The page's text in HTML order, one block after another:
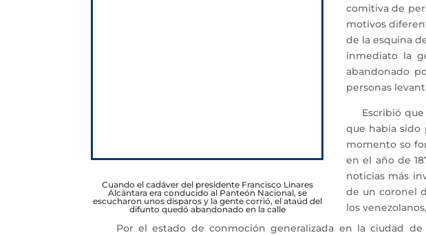
Cuando el cadáver del presidente Francisco Linares
Alcántara era conducido al Panteón Nacional, se
escucharon unos disparos y la gente corrió, el ataúd del
difunto quedó abandonado en la calle
comitiva de
motivos
de la esquina
inmediato la
abandonado
personas
Escribió que
que había sido
momento so
en el año de
noticias más
de un coronel
los
Por el estado de conmoción generalizada en la ciudad de